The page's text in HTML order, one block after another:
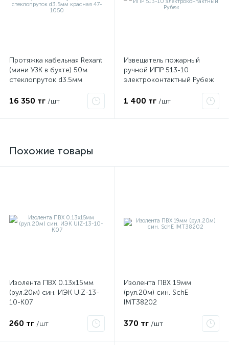
Протяжка кабельная Rexant
(мини УЗК в бухте) 50м
стеклопруток d3.5мм
16 350 тг /шт
Извещатель пожарный
ручной ИПР 513-10
электроконтактный Рубеж
1 400 тг /шт
Похожие товары
Изолента ПВХ 0.13х15мм
(рул.20м) син. ИЭК UIZ-13-
10-K07
260 тг /шт
Изолента ПВХ 19мм
(рул.20м) син. SchE
IMT38202
370 тг /шт